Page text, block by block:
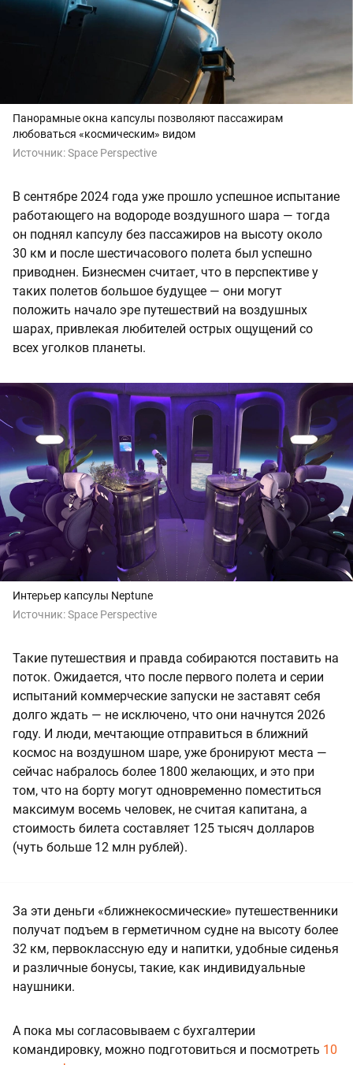
Панорамные окна капсулы позволяют пассажирам
любоваться «космическим» видом
Источник:Space Perspective
В сентябре 2024 года уже прошло успешное испытание
работающего на водороде воздушного шара — тогда
он поднял капсулу без пассажиров на высоту около
30 км и после шестичасового полета был успешно
приводнен. Бизнесмен считает, что в перспективе у
таких полетов большое будущее — они могут
положить начало эре путешествий на воздушных
шарах, привлекая любителей острых ощущений со
всех уголков планеты.
Интерьер капсулы Neptune
Источник:Space Perspective
Такие путешествия и правда собираются поставить на
поток. Ожидается, что после первого полета и серии
испытаний коммерческие запуски не заставят себя
долго ждать — не исключено, что они начнутся 2026
году. И люди, мечтающие отправиться в ближний
космос на воздушном шаре, уже бронируют места —
сейчас набралось более 1800 желающих, и это при
том, что на борту могут одновременно поместиться
максимум восемь человек, не считая капитана, а
стоимость билета составляет 125 тысяч долларов
(чуть больше 12 млн рублей).
За эти деньги «ближнекосмические» путешественники
получат подъем в герметичном судне на высоту более
32 км, первоклассную еду и напитки, удобные сиденья
и различные бонусы, такие, как индивидуальные
наушники.
А пока мы согласовываем с бухгалтерии
командировку, можно подготовиться и посмотреть 10